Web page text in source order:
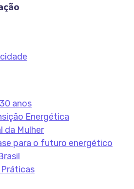
anos
Energética
da Mulher
para o futuro energético
Práticas